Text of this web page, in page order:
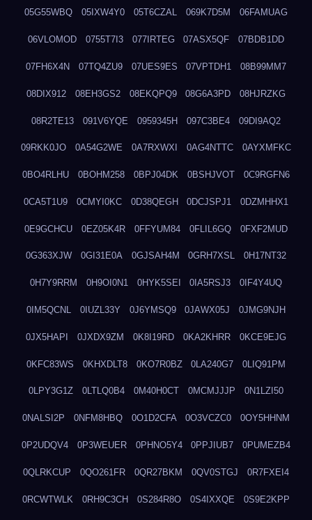
05G55WBQ 05IXW4Y0 05T6CZAL 069K7D5M 06FAMUAG
06VLOMOD 0755T7I3 077IRTEG 07ASX5QF 07BDB1DD
07FH6X4N 07TQ4ZU9 07UES9ES 07VPTDH1 08B99MM7
08DIX912 08EH3GS2 08EKQPQ9 08G6A3PD 08HJRZKG
08R2TE13 091V6YQE 0959345H 097C3BE4 09DI9AQ2
09RKK0JO 0A54G2WE 0A7RXWXI 0AG4NTTC 0AYXMFKC
0BO4RLHU 0BOHM258 0BPJ04DK 0BSHJVOT 0C9RGFN6
0CA5T1U9 0CMYI0KC 0D38QEGH 0DCJSPJ1 0DZMHHX1
0E9GCHCU 0EZ05K4R 0FFYUM84 0FLIL6GQ 0FXF2MUD
0G363XJW 0GI31E0A 0GJSAH4M 0GRH7XSL 0H17NT32
0H7Y9RRM 0H9OI0N1 0HYK5SEI 0IA5RSJ3 0IF4Y4UQ
0IM5QCNL 0IUZL33Y 0J6YMSQ9 0JAWX05J 0JMG9NJH
0JX5HAPI 0JXDX9ZM 0K8I19RD 0KA2KHRR 0KCE9EJG
0KFC83WS 0KHXDLT8 0KO7R0BZ 0LA240G7 0LIQ91PM
0LPY3G1Z 0LTLQ0B4 0M40H0CT 0MCMJJJP 0N1LZI50
0NALSI2P 0NFM8HBQ 0O1D2CFA 0O3VCZC0 0OY5HHNM
0P2UDQV4 0P3WEUER 0PHNO5Y4 0PPJIUB7 0PUMEZB4
0QLRKCUP 0QO261FR 0QR27BKM 0QV0STGJ 0R7FXEI4
0RCWTWLK 0RH9C3CH 0S284R8O 0S4IXXQE 0S9E2KPP